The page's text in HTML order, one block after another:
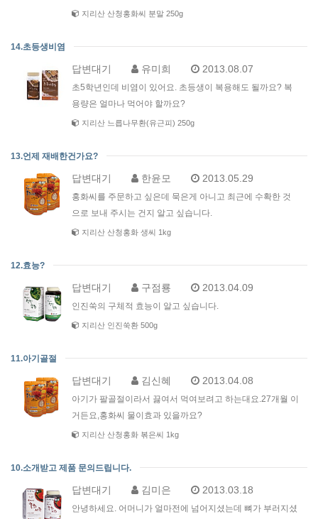
지리산 산청홍화씨 분말 250g
14.초등생비염
답변대기 유미희 2013.08.07
초5학년인데 비염이 있어요. 초등생이 복용해도 될까요? 복
용량은 얼마나 먹어야 할까요?
지리산 느릅나무환(유근피) 250g
13.언제 재배한건가요?
답변대기 한윤모 2013.05.29
홍화씨를 주문하고 싶은데 묵은게 아니고 최근에 수확한 것
으로 보내 주시는 건지 알고 싶습니다.
지리산 산청홍화 생씨 1kg
12.효능?
답변대기 구점룡 2013.04.09
인진쑥의 구체적 효능이 알고 싶습니다.
지리산 인진쑥환 500g
11.아기골절
답변대기 김신혜 2013.04.08
아기가 팔골절이라서 끓여서 먹여보려고 하는대요.27개월 이
거든요,홍화씨 물이효과 있을까요?
지리산 산청홍화 볶은씨 1kg
10.소개받고 제품 문의드립니다.
답변대기 김미은 2013.03.18
안녕하세요. 어머니가 얼마전에 넘어지셨는데 뼈가 부러지셨